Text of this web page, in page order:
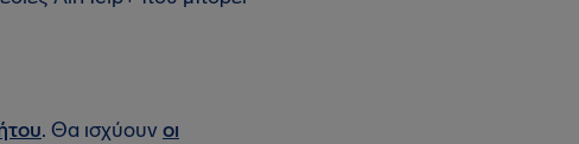
. Θα ισχύουνοι